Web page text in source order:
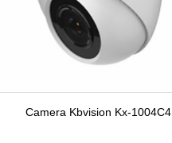
Camera Kbvision Kx-1004C4